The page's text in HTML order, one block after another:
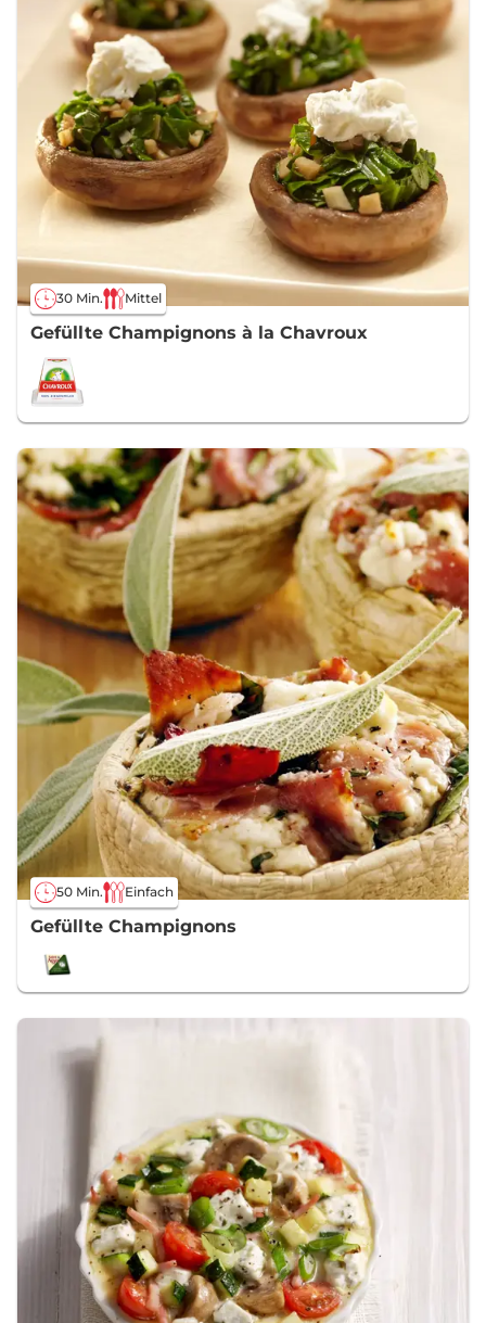
30 Min. Mittel
Gefüllte Champignons à la Chavroux
50 Min. Einfach
Gefüllte Champignons